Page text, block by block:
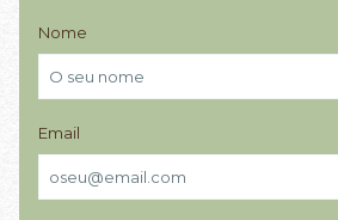
Nome
Email